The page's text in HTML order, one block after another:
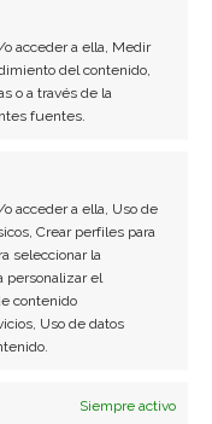
acceder a ella, Medir
del contenido,
o a través de la
fuentes.
acceder a ella, Uso de
Crear perfiles para
seleccionar la
personalizar el
contenido
Uso de datos
Siempre activo